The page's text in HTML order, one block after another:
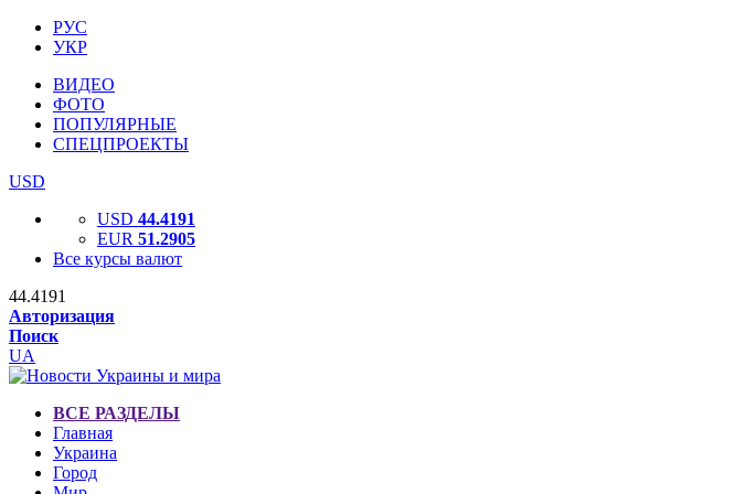
РУС
УКР
ВИДЕО
ФОТО
ПОПУЛЯРНЫЕ
СПЕЦПРОЕКТЫ
USD
USD 44.4191
EUR 51.2905
Все курсы валют
44.4191
Авторизация
Поиск
UA
ВСЕ РАЗДЕЛЫ
Главная
Украина
Город